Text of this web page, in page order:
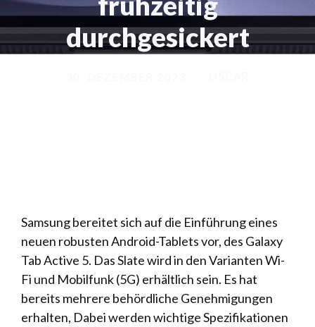
durchgesickert
Samsungbereitet sich auf die Einführung eines
neuen robusten Android-Tablets vor, des Galaxy
Tab Active 5. Das Slate wird in den Varianten Wi-
Fi und Mobilfunk (5G) erhältlich sein. Es hat
bereits mehrere behördliche Genehmigungen
erhalten, Dabei werden wichtige Spezifikationen